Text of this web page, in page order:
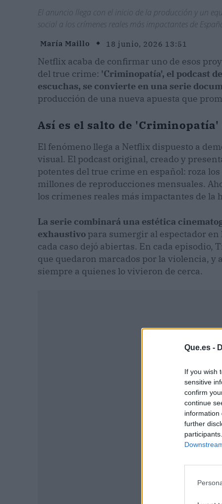
Que.es -
If you wish
sensitive
confirm
continue
information
further
El anuncio llega con el inicio de la producción y un
social a los crímenes reales más impactantes de
María Maillo 18 junio, 2026 13:51
Netflix acaba de confirmar uno de esos
del true crime: 'Criminopatía', el podcast
escuchas, se convierte en una serie
producción de una nueva apuesta que
Así es el salto de
El fenómeno llega a Netflix dispuesto a
visual. El podcast original, creado y
potentes del true crime en español: roza
millones de reproducciones mensuales.
los crímenes reales más impactantes de la
La serie combinará una estética
exhaustivo para sumergir al espectador
cada caso dejó abiertas. En cada
que quedaron marcados por la violencia,
siempre a quienes lo vivieron de cerca.